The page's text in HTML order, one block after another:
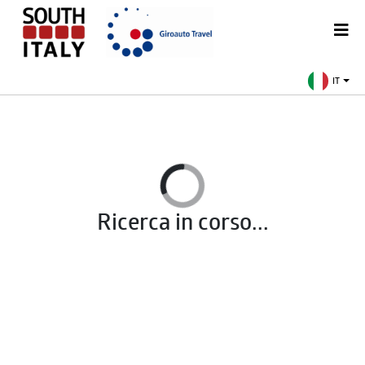
IT
Ricerca in corso...